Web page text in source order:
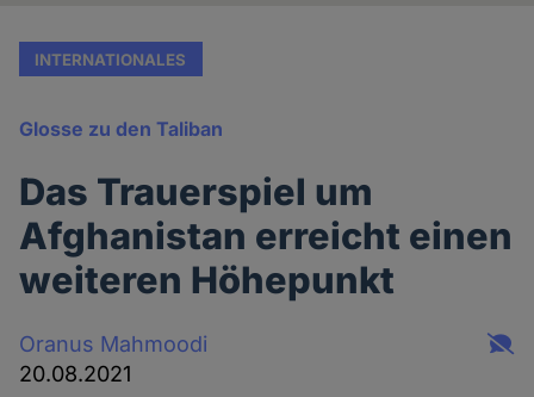
INTERNATIONALES
Glosse zu den Taliban
Das Trauerspiel um
Afghanistan erreicht einen
weiteren Höhepunkt
Oranus Mahmoodi
20.08.2021